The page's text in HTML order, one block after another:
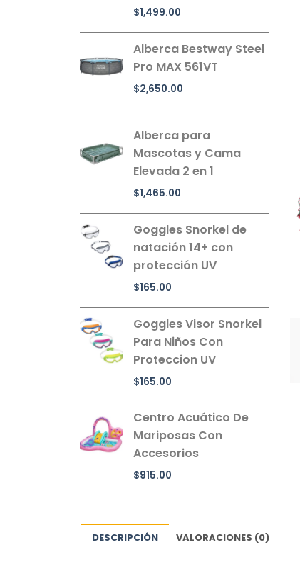
$1,499.00
Alberca Bestway Steel
Pro MAX 561VT
$2,650.00
Alberca para
Mascotas y Cama
Elevada 2 en 1
$1,465.00
Goggles Snorkel de
natación 14+ con
protección UV
$165.00
Goggles Visor Snorkel
Para Niños Con
Proteccion UV
$165.00
Centro Acuático De
Mariposas Con
Accesorios
$915.00
DESCRIPCIÓN VALORACIONES (0)